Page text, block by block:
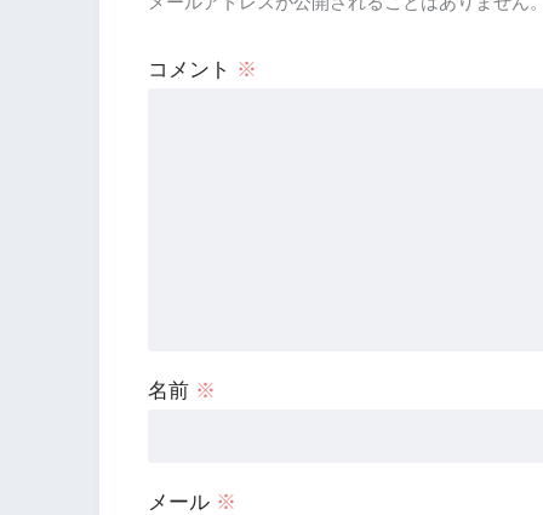
コメント ※
名前 ※
メール ※